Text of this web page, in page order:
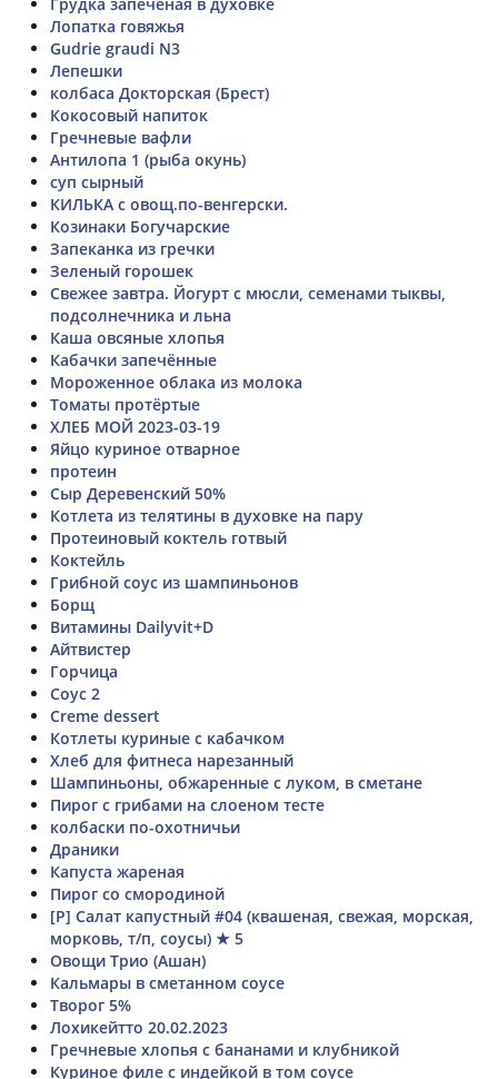
Лопатка говяжья
Gudrie graudi N3
Лепешки
колбаса Докторская (Брест)
Кокосовый напиток
Гречневые вафли
Антилопа 1 (рыба окунь)
суп сырный
КИЛЬКА с овощ.по-венгерски.
Козинаки Богучарские
Запеканка из гречки
Зеленый горошек
Свежее завтра. Йогурт с мюсли, семенами тыквы,
подсолнечника и льна
Каша овсяные хлопья
Кабачки запечённые
Мороженное облака из молока
Томаты протëртые
ХЛЕБ МОЙ 2023-03-19
Яйцо куриное отварное
протеин
Сыр Деревенский 50%
Котлета из телятины в духовке на пару
Протеиновый коктель готвый
Коктейль
Грибной соус из шампиньонов
Борщ
Витамины Dailyvit+D
Айтвистер
Горчица
Соус 2
Creme dessert
Котлеты куриные с кабачком
Хлеб для фитнеса нарезанный
Шампиньоны, обжаренные с луком, в сметане
Пирог с грибами на слоеном тесте
колбаски по-охотничьи
Драники
Капуста жареная
Пирог со смородиной
[Р] Салат капустный #04 (квашеная, свежая, морская,
морковь, т/п, соусы) ★ 5
Овощи Трио (Ашан)
Кальмары в сметанном соусе
Творог 5%
Лохикейтто 20.02.2023
Гречневые хлопья с бананами и клубникой
Куриное филе с индейкой в том соусе